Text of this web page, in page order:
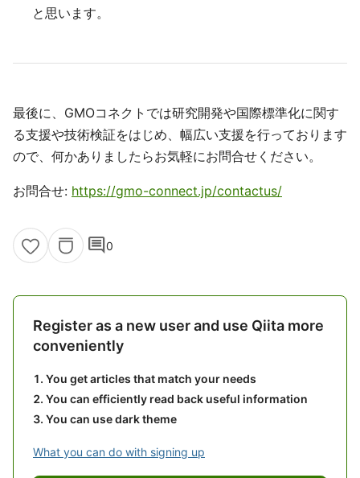
と思います。
最後に、GMOコネクトでは研究開発や国際標準化に関す
る支援や技術検証をはじめ、幅広い支援を行っております
ので、何かありましたらお気軽にお問合せください。
お問合せ: https://gmo-connect.jp/contactus/
comment0
Register as a new user and use Qiita more
conveniently
You get articles that match your needs
You can efficiently read back useful information
You can use dark theme
What you can do with signing up